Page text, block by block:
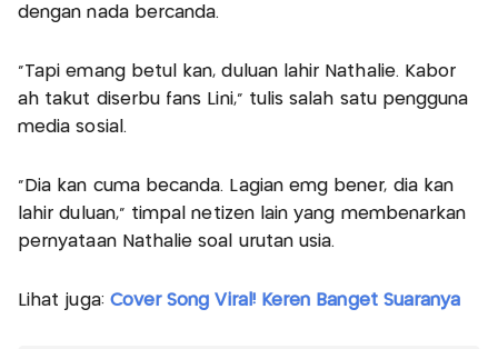
dengan nada bercanda.
"Tapi emang betul kan, duluan lahir Nathalie. Kabor
ah takut diserbu fans Lini," tulis salah satu pengguna
media sosial.
"Dia kan cuma becanda. Lagian emg bener, dia kan
lahir duluan," timpal netizen lain yang membenarkan
pernyataan Nathalie soal urutan usia.
Lihat juga: Cover Song Viral! Keren Banget Suaranya